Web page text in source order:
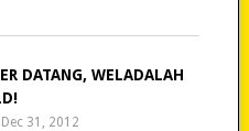
DATANG, WELADALAH
Dec 31, 2012